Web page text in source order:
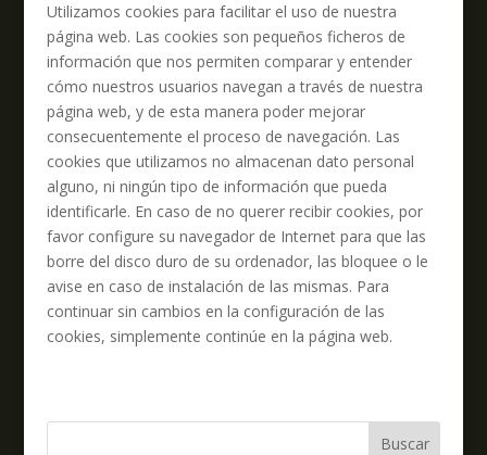
Utilizamos cookies para facilitar el uso de nuestra
página web. Las cookies son pequeños ficheros de
información que nos permiten comparar y entender
cómo nuestros usuarios navegan a través de nuestra
página web, y de esta manera poder mejorar
consecuentemente el proceso de navegación. Las
cookies que utilizamos no almacenan dato personal
alguno, ni ningún tipo de información que pueda
identificarle. En caso de no querer recibir cookies, por
favor configure su navegador de Internet para que las
borre del disco duro de su ordenador, las bloquee o le
avise en caso de instalación de las mismas. Para
continuar sin cambios en la configuración de las
cookies, simplemente continúe en la página web.
Buscar